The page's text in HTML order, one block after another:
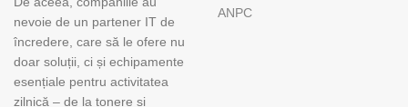
nevoie de un partener IT de
încredere, care să le ofere nu
doar soluții, ci și echipamente
esențiale pentru activitatea
zilnică – de la tonere și
ANPC